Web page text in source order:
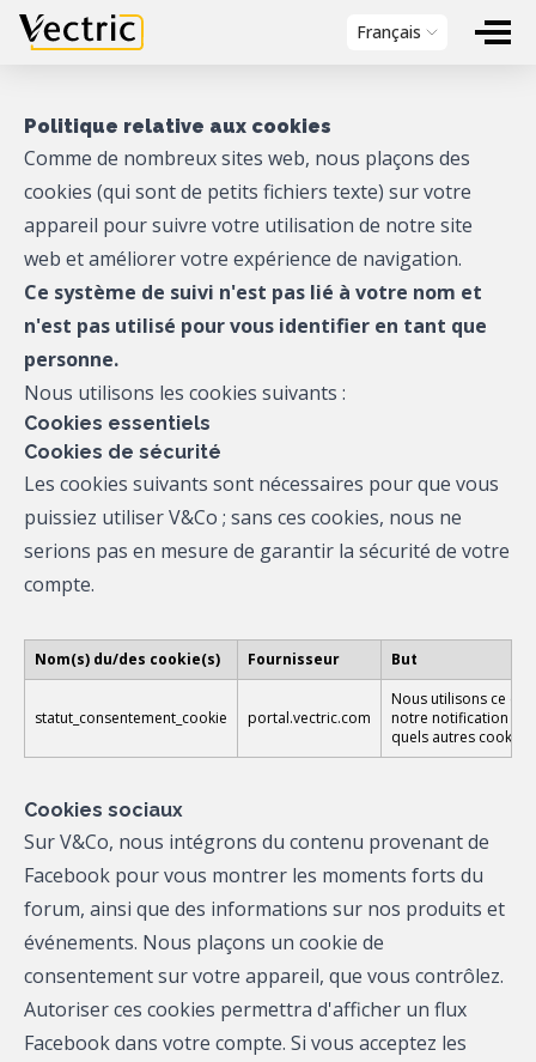
Vectric Français
Politique relative aux cookies
Comme de nombreux sites web, nous plaçons des
cookies (qui sont de petits fichiers texte) sur votre
appareil pour suivre votre utilisation de notre site
web et améliorer votre expérience de navigation.
Ce système de suivi n'est pas lié à votre nom et
n'est pas utilisé pour vous identifier en tant que
personne.
Nous utilisons les cookies suivants :
Cookies essentiels
Cookies de sécurité
Les cookies suivants sont nécessaires pour que vous
puissiez utiliser V&Co ; sans ces cookies, nous ne
serions pas en mesure de garantir la sécurité de votre
compte.
Nom(s) du/des cookie(s) Fournisseur But
statut_consentement_cookie portal.vectric.com
Nous utilisons ce
notre notification
quels autres
Cookies sociaux
Sur V&Co, nous intégrons du contenu provenant de
Facebook pour vous montrer les moments forts du
forum, ainsi que des informations sur nos produits et
événements. Nous plaçons un cookie de
consentement sur votre appareil, que vous contrôlez.
Autoriser ces cookies permettra d'afficher un flux
Facebook dans votre compte. Si vous acceptez les